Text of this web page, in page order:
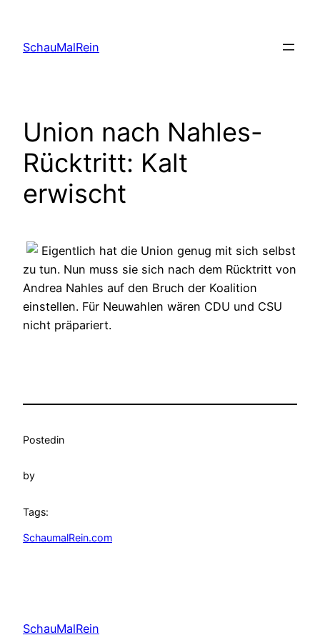
content
SchauMalRein
Union nach Nahles-
Rücktritt: Kalt
erwischt
Eigentlich hat die Union genug mit sich selbst
zu tun. Nun muss sie sich nach dem Rücktritt von
Andrea Nahles auf den Bruch der Koalition
einstellen. Für Neuwahlen wären CDU und CSU
nicht präpariert.
Postedin
by
Tags:
SchaumalRein.com
SchauMalRein